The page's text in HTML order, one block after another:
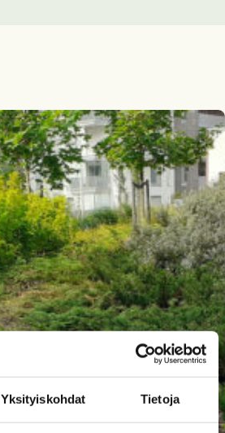
Yksityiskohdat Tietoja